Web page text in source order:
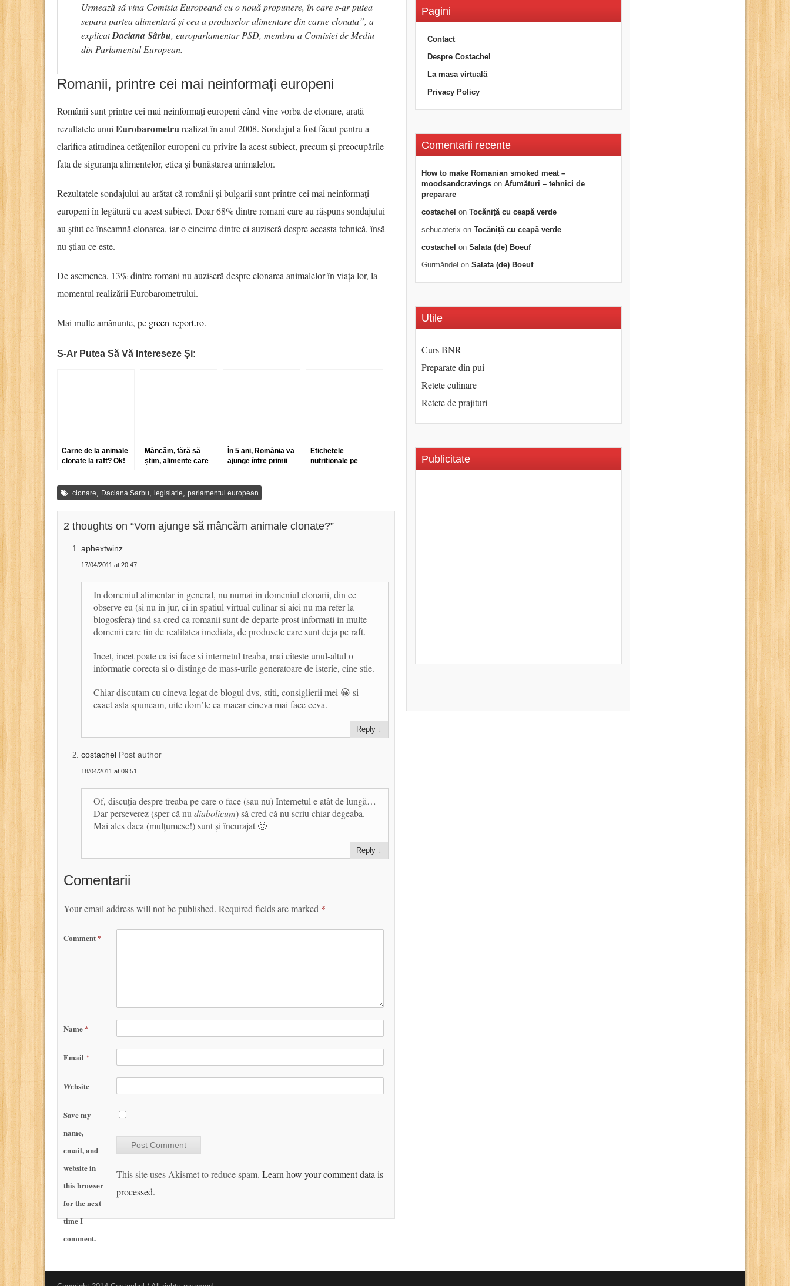
Urmează să vina Comisia Europeană cu o nouă propunere, în care s-ar putea
separa partea alimentară și cea a produselor alimentare din carne clonata”, a
explicatDaciana Sârbu, europarlamentar PSD, membra a Comisiei de Mediu
din Parlamentul European.
Romanii, printre cei mai neinformați europeni
Românii sunt printre cei mai neinformați europeni când vine vorba de clonare, arată
rezultatele unuiEurobarometrurealizat în anul 2008. Sondajul a fost făcut pentru a
clarifica atitudinea cetățenilor europeni cu privire la acest subiect, precum și preocupările
fata de siguranța alimentelor, etica și bunăstarea animalelor.
Rezultatele sondajului au arătat că românii și bulgarii sunt printre cei mai neinformați
europeni în legătură cu acest subiect. Doar 68% dintre romani care au răspuns sondajului
au știut ce înseamnă clonarea, iar o cincime dintre ei auziseră despre aceasta tehnică, însă
nu știau ce este.
De asemenea, 13% dintre romani nu auziseră despre clonarea animalelor în viața lor, la
momentul realizării Eurobarometrului.
Mai multe amănunte, pe green-report.ro.
S-Ar Putea Să Vă Intereseze Și:
Carne de la animale
clonate la raft? Ok!
Mâncăm, fără să
știm, alimente care
În 5 ani, România va
ajunge între primii
Etichetele
nutriționale pe
clonare, Daciana Sarbu, legislatie, parlamentul european
2 thoughts on “Vom ajunge să mâncăm animale clonate?”
aphextwinz
17/04/2011 at 20:47
In domeniul alimentar in general, nu numai in domeniul clonarii, din ce
observe eu (si nu in jur, ci in spatiul virtual culinar si aici nu ma refer la
blogosfera) tind sa cred ca romanii sunt de departe prost informati in multe
domenii care tin de realitatea imediata, de produsele care sunt deja pe raft.
Incet, incet poate ca isi face si internetul treaba, mai citeste unul-altul o
informatie corecta si o distinge de mass-urile generatoare de isterie, cine stie.
Chiar discutam cu cineva legat de blogul dvs, stiti, consiglierii mei 😀 si
exact asta spuneam, uite dom’le ca macar cineva mai face ceva.
Reply ↓
costachel Post author
18/04/2011 at 09:51
Of, discuția despre treaba pe care o face (sau nu) Internetul e atât de lungă…
Dar perseverez (sper că nudiabolicum) să cred că nu scriu chiar degeaba.
Mai ales daca (mulțumesc!) sunt și încurajat 🙂
Reply ↓
Comentarii
Your email address will not be published. Required fields are marked *
Comment *
Name *
Email *
Website
Save my
name,
email, and
website in
this browser
for the next
time I
comment.
This site uses Akismet to reduce spam. Learn how your comment data is
processed.
Pagini
Contact
Despre Costachel
La masa virtuală
Privacy Policy
Comentarii recente
How to make Romanian smoked meat –
moodsandcravings on Afumături – tehnici de
preparare
costachel on Tocăniță cu ceapă verde
sebucaterix on Tocăniță cu ceapă verde
costachel on Salata (de) Boeuf
Gurmăndel on Salata (de) Boeuf
Utile
Curs BNR
Preparate din pui
Retete culinare
Retete de prajituri
Publicitate